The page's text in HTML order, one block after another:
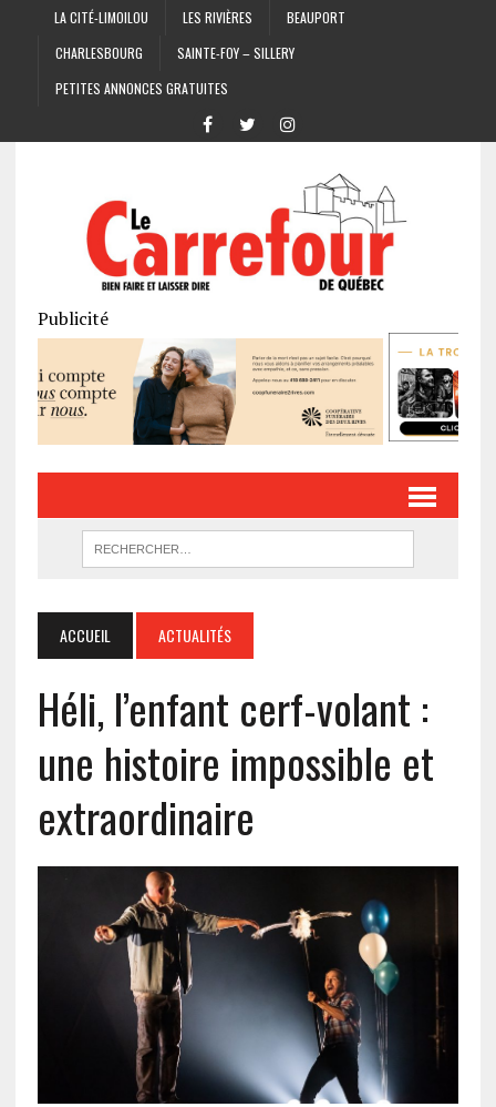
LA CITÉ-LIMOILOU LES RIVIÈRES
BEAUPORT
CHARLESBOURG
SAINTE-FOY – SILLERY
PETITES ANNONCES GRATUITES
Publicité
ACCUEIL ACTUALITÉS
Héli, l’enfant cerf-volant :
une histoire impossible et
extraordinaire